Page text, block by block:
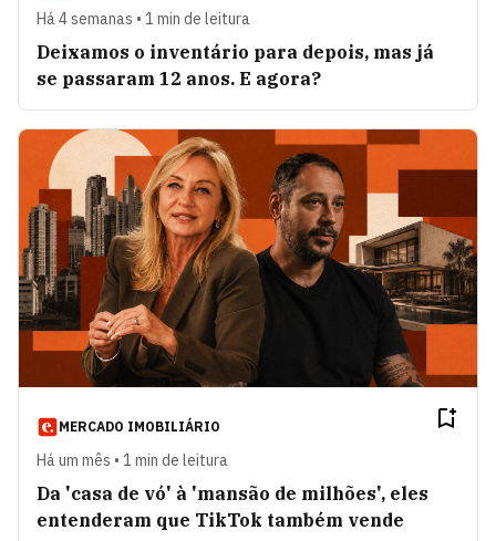
Há 4 semanas • 1 min de leitura
Deixamos o inventário para depois, mas já
se passaram 12 anos. E agora?
MERCADO IMOBILIÁRIO
Há um mês • 1 min de leitura
Da 'casa de vó' à 'mansão de milhões', eles
entenderam que TikTok também vende